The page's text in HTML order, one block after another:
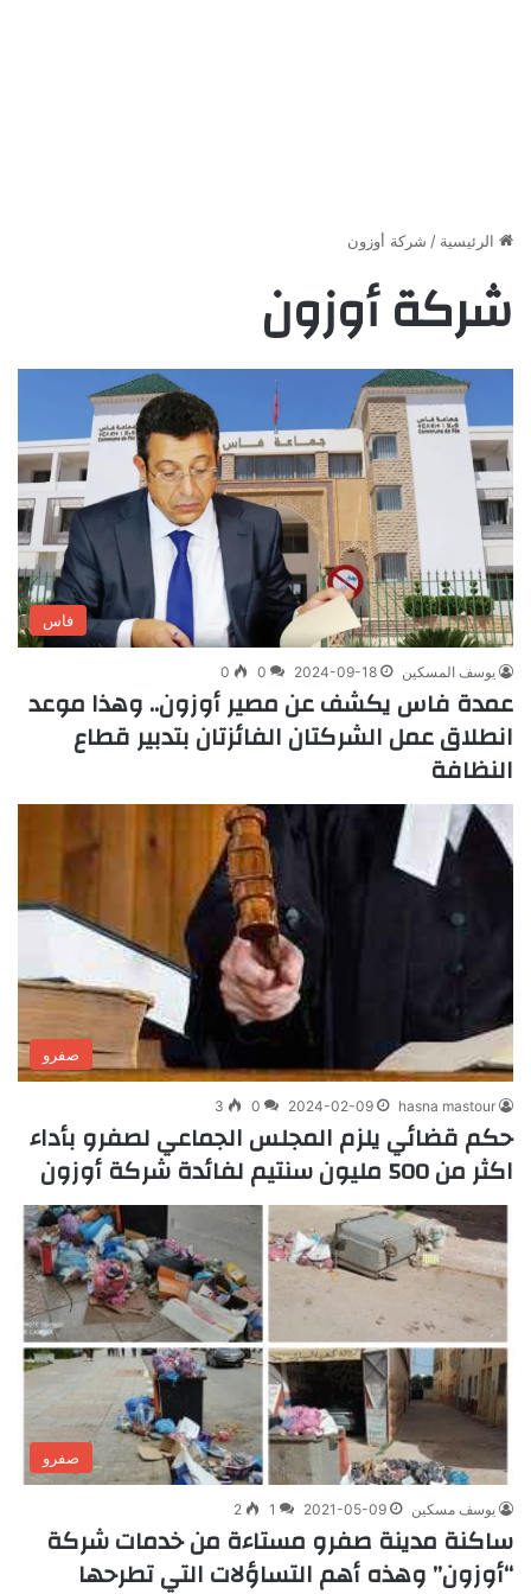
الرئيسية / شركة أوزون
شركة أوزون
فاس
يوسف المسكين 2024-09-18
0
0
عمدة فاس يكشف عن مصير أوزون.. وهذا موعد
انطلاق عمل الشركتان الفائزتان بتدبير قطاع
النظافة
صفرو
hasna mastour
2024-02-09
0
3
حكم قضائي يلزم المجلس الجماعي لصفرو بأداء
اكثر من 500 مليون سنتيم لفائدة شركة أوزون
صفرو
يوسف مسكين 2021-05-09
1
2
ساكنة مدينة صفرو مستاءة من خدمات شركة
“أوزون” وهذه أهم التساؤلات التي تطرحها